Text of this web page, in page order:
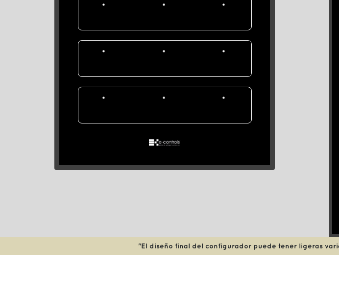
"El diseño final del configurador puede tener ligeras